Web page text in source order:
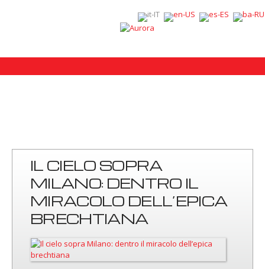
IL CIELO SOPRA
MILANO: DENTRO IL
MIRACOLO DELL’EPICA
BRECHTIANA